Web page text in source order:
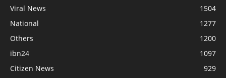
Viral News
1504
National
1277
Others
1200
ibn24
1097
Citizen News
929